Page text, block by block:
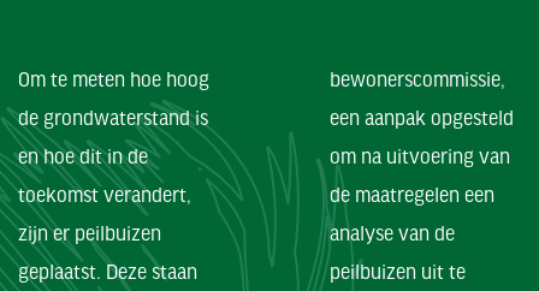
Om te meten hoe hoog
de grondwaterstand is
en hoe dit in de
toekomst verandert,
zijn er peilbuizen
geplaatst. Deze staan
bewonerscommissie,
een aanpak opgesteld
om na uitvoering van
de maatregelen een
analyse van de
peilbuizen uit te